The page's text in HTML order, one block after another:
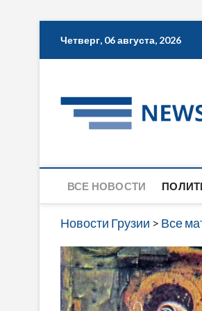
Четверг, 06 августа, 2026
ВСЕ НОВОСТИ
Новости Грузии > Все